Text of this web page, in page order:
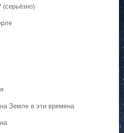
Земле в эти времена